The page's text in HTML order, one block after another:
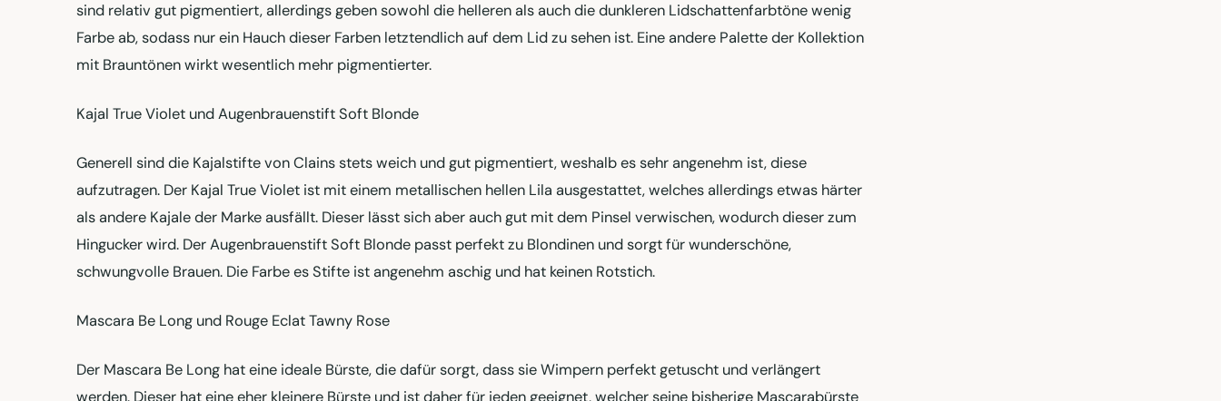
sind relativ gut pigmentiert, allerdings geben sowohl die helleren als auch die dunkleren Lidschattenfarbtöne wenig
Farbe ab, sodass nur ein Hauch dieser Farben letztendlich auf dem Lid zu sehen ist. Eine andere Palette der Kollektion
mit Brauntönen wirkt wesentlich mehr pigmentierter.
Kajal True Violet und Augenbrauenstift Soft Blonde
Generell sind die Kajalstifte von Clains stets weich und gut pigmentiert, weshalb es sehr angenehm ist, diese
aufzutragen. Der Kajal True Violet ist mit einem metallischen hellen Lila ausgestattet, welches allerdings etwas härter
als andere Kajale der Marke ausfällt. Dieser lässt sich aber auch gut mit dem Pinsel verwischen, wodurch dieser zum
Hingucker wird. Der Augenbrauenstift Soft Blonde passt perfekt zu Blondinen und sorgt für wunderschöne,
schwungvolle Brauen. Die Farbe es Stifte ist angenehm aschig und hat keinen Rotstich.
Mascara Be Long und Rouge Eclat Tawny Rose
Der Mascara Be Long hat eine ideale Bürste, die dafür sorgt, dass sie Wimpern perfekt getuscht und verlängert
werden. Dieser hat eine eher kleinere Bürste und ist daher für jeden geeignet, welcher seine bisherige Mascarabürste